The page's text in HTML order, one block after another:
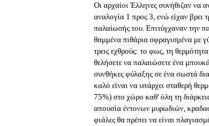
Οι αρχαίοι Έλληνες συνήθιζαν να
αναλογία 1 προς 3, ενώ είχαν βρει
παλαίωσής του. Επιτύγχαναν την
θαμμένα πιθάρια σφραγισμένα με
τρεις εχθρούς: το φως, τη
θελήσετε να παλαιώσετε ένα
συνθήκες φύλαξης σε ένα σωστά
καλό είναι να υπάρχει σταθερή
75%) στο χώρο καθ' όλη τη
απουσία έντονων μυρωδιών,
φιάλες θα πρέπει να είναι